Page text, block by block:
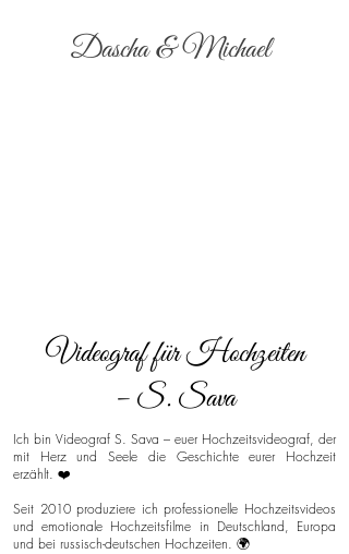
Dascha & Michael
Videograf für Hochzeiten
– S. Sava
Ich bin Videograf S. Sava – euer Hochzeitsvideograf, der
mit Herz und Seele die Geschichte eurer Hochzeit
erzählt. ❤️
Seit 2010 produziere ich professionelle Hochzeitsvideos
und emotionale Hochzeitsfilme in Deutschland, Europa
und bei russisch-deutschen Hochzeiten. 🌍